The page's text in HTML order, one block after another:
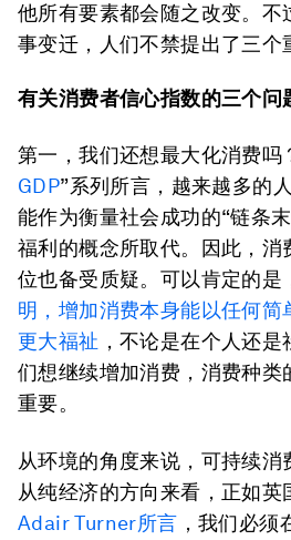
他所有要素都会随之改变。不
事变迁，人们不禁提出了三个
有关消费者信心指数的三个问
第一，我们还想最大化消费吗
GDP”系列所言，越来越多的
能作为衡量社会成功的“链条
福利的概念所取代。因此，消
位也备受质疑。可以肯定的是
明，增加消费本身能以任何简
更大福祉 ，不论是在个人还
们想继续增加消费，消费种类
重要。
从环境的角度来说，可持续消
从纯经济的方向来看，正如英
Adair Turner所言 ，我们必须